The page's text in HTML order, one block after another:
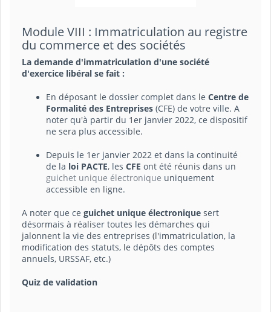
Module VIII : Immatriculation au registre
du commerce et des sociétés
La demande d'immatriculation d'une société
d'exercice libéral se fait :
En déposant le dossier complet dans le Centre de
Formalité des Entreprises (CFE) de votre ville. A
noter qu'à partir du 1er janvier 2022, ce dispositif
ne sera plus accessible.
Depuis le 1er janvier 2022 et dans la continuité
de la loi PACTE, les CFE ont été réunis dans un
guichet unique électronique uniquement
accessible en ligne.
A noter que ce guichet unique électronique sert
désormais à réaliser toutes les démarches qui
jalonnent la vie des entreprises (l'immatriculation, la
modification des statuts, le dépôts des comptes
annuels, URSSAF, etc.)
Quiz de validation